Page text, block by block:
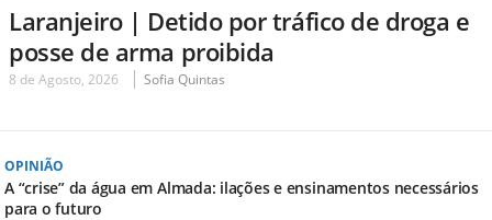
Laranjeiro | Detido por tráfico de droga e
posse de arma proibida
8 de Agosto, 2026 Sofia Quintas
OPINIÃO
A “crise” da água em Almada: ilações e ensinamentos necessários
para o futuro